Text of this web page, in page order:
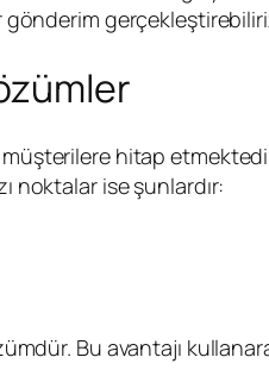
gönderim
hitap etmektedir.
noktalar ise şunlardır:
Bu avantajı